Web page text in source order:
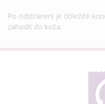
Po odstránení je dôležité
zahodiť do koša.